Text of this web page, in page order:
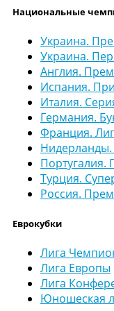
Национальные
Украина.
Украина.
Англия.
Испания.
Италия.
Германия.
Франция.
Португалия.
Турция.
Россия.
Еврокубки
Лига
Лига Европы
Лига
Юношеская